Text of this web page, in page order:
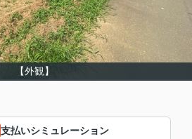
【外観】
支払いシミュレーション